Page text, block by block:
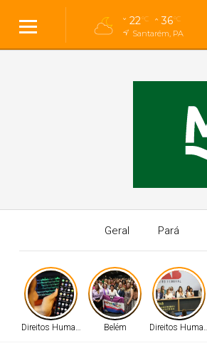
22°C 36°C
Santarém, PA
Geral Pará
Direitos Humanos Belém Direitos